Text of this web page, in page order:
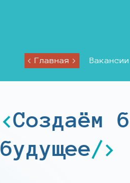
Главная Вакансии
Создаём
будущее